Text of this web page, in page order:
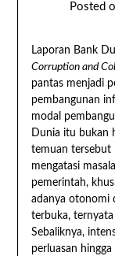
Posted
Laporan Bank
Corruption and
pantas menjadi
pembangunan
modal
Dunia itu bukan
temuan tersebut
mengatasi
pemerintah,
adanya otonomi
terbuka,
Sebaliknya,
perluasan